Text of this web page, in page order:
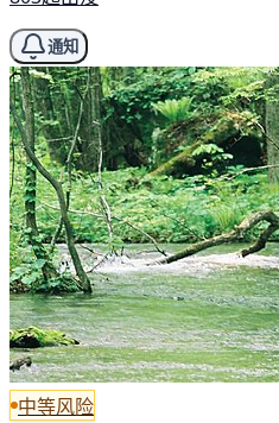
通知
中等风险